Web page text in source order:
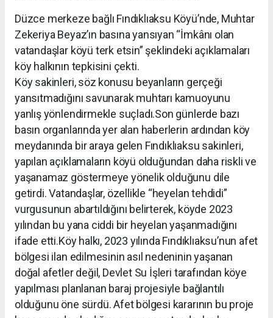
Düzce merkeze bağlı Fındıklıaksu Köyü’nde, Muhtar
Zekeriya Beyaz’ın basına yansıyan “İmkânı olan
vatandaşlar köyü terk etsin” şeklindeki açıklamaları
köy halkının tepkisini çekti.
Köy sakinleri, söz konusu beyanların gerçeği
yansıtmadığını savunarak muhtarı kamuoyunu
yanlış yönlendirmekle suçladı.Son günlerde bazı
basın organlarında yer alan haberlerin ardından köy
meydanında bir araya gelen Fındıklıaksu sakinleri,
yapılan açıklamaların köyü olduğundan daha riskli ve
yaşanamaz göstermeye yönelik olduğunu dile
getirdi. Vatandaşlar, özellikle “heyelan tehdidi”
vurgusunun abartıldığını belirterek, köyde 2023
yılından bu yana ciddi bir heyelan yaşanmadığını
ifade etti.Köy halkı, 2023 yılında Fındıklıaksu’nun afet
bölgesi ilan edilmesinin asıl nedeninin yaşanan
doğal afetler değil, Devlet Su İşleri tarafından köye
yapılması planlanan baraj projesiyle bağlantılı
olduğunu öne sürdü. Afet bölgesi kararının bu proje